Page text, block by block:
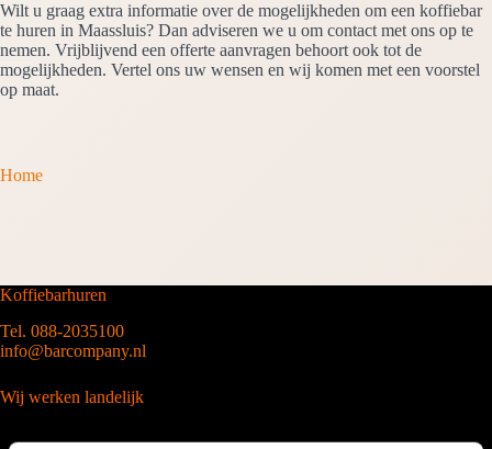
Wilt u graag extra informatie over de mogelijkheden om een koffiebar
te huren in Maassluis? Dan adviseren we u om contact met ons op te
nemen. Vrijblijvend een offerte aanvragen behoort ook tot de
mogelijkheden. Vertel ons uw wensen en wij komen met een voorstel
op maat.
Home
Koffiebarhuren
Tel. 088-2035100
info@barcompany.nl
Wij werken landelijk